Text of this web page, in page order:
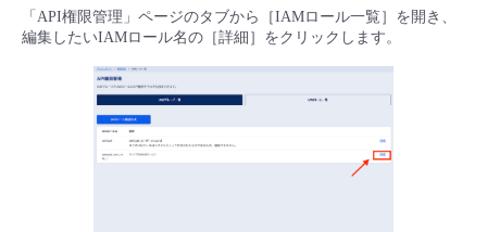
「API権限管理」ページのタブから［IAMロール一覧］を開き、
編集したいIAMロール名の［詳細］をクリックします。